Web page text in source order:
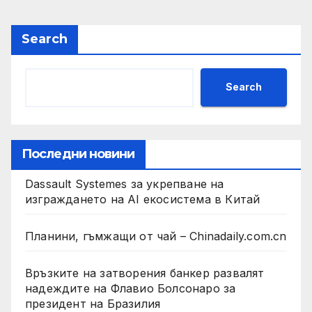
Search
Search
Последни новини
Dassault Systemes за укрепване на
изграждането на AI екосистема в Китай
Планини, гъмжащи от чай – Chinadaily.com.cn
Връзките на затворения банкер развалят
надеждите на Флавио Болсонаро за
президент на Бразилия